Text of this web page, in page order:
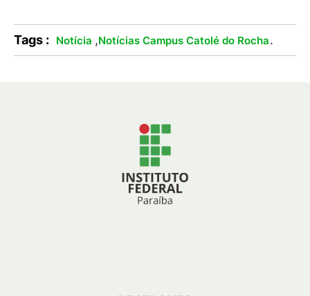
Tags : Notícia ,Notícias Campus Catolé do Rocha.